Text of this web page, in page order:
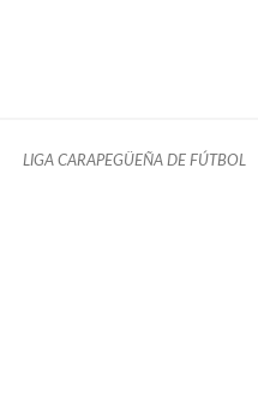
LIGA CARAPEGÜEÑA DE FÚTBOL